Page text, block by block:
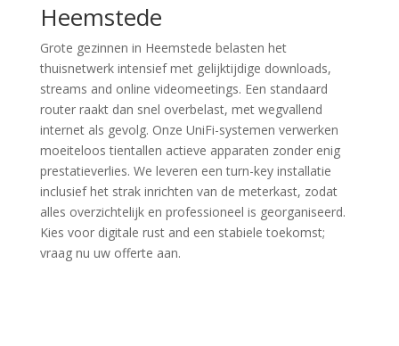
Heemstede
Grote gezinnen in Heemstede belasten het
thuisnetwerk intensief met gelijktijdige downloads,
streams and online videomeetings. Een standaard
router raakt dan snel overbelast, met wegvallend
internet als gevolg. Onze UniFi-systemen verwerken
moeiteloos tientallen actieve apparaten zonder enig
prestatieverlies. We leveren een turn-key installatie
inclusief het strak inrichten van de meterkast, zodat
alles overzichtelijk en professioneel is georganiseerd.
Kies voor digitale rust and een stabiele toekomst;
vraag nu uw offerte aan.